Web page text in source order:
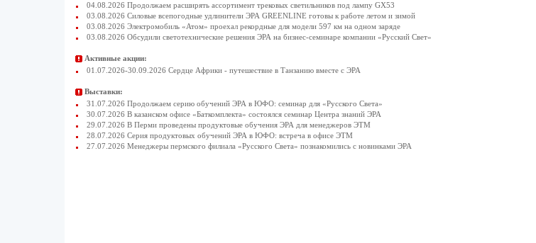
04.08.2026 Продолжаем расширять ассортимент трековых светильников под лампу GX53
03.08.2026 Силовые всепогодные удлинители ЭРА GREENLINE готовы к работе летом и зимой
03.08.2026 Электромобиль «Атом» проехал рекордные для модели 597 км на одном заряде
03.08.2026 Обсудили светотехнические решения ЭРА на бизнес-семинаре компании «Русский Свет»
Активные акции:
01.07.2026-30.09.2026 Сердце Африки - путешествие в Танзанию вместе с ЭРА
Выставки:
31.07.2026 Продолжаем серию обучений ЭРА в ЮФО: семинар для «Русского Света»
30.07.2026 В казанском офисе «Баткомплекта» состоялся семинар Центра знаний ЭРА
29.07.2026 В Перми проведены продуктовые обучения ЭРА для менеджеров ЭТМ
28.07.2026 Серия продуктовых обучений ЭРА в ЮФО: встреча в офисе ЭТМ
27.07.2026 Менеджеры пермского филиала «Русского Света» познакомились с новинками ЭРА